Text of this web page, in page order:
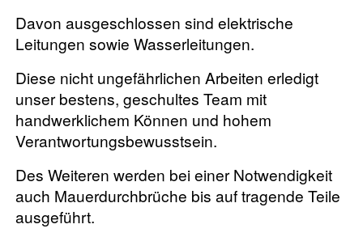
Davon ausgeschlossen sind elektrische
Leitungen sowie Wasserleitungen.
Diese nicht ungefährlichen Arbeiten erledigt
unser bestens, geschultes Team mit
handwerklichem Können und hohem
Verantwortungsbewusstsein.
Des Weiteren werden bei einer Notwendigkeit
auch Mauerdurchbrüche bis auf tragende Teile
ausgeführt.